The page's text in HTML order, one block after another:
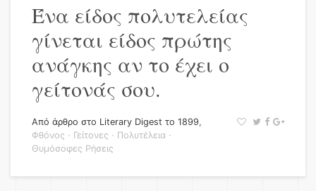
Ένα είδος πολυτελείας
γίνεται είδος πρώτης
ανάγκης αν το έχει ο
γείτονάς σου.
Από άρθρο στο Literary Digest το 1899,
Φθόνος · Γείτονες · Πολυτέλεια ·
Θυμόσοφες Ρήσεις